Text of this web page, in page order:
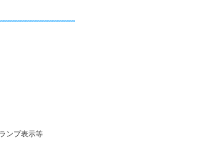
ンプ表示等